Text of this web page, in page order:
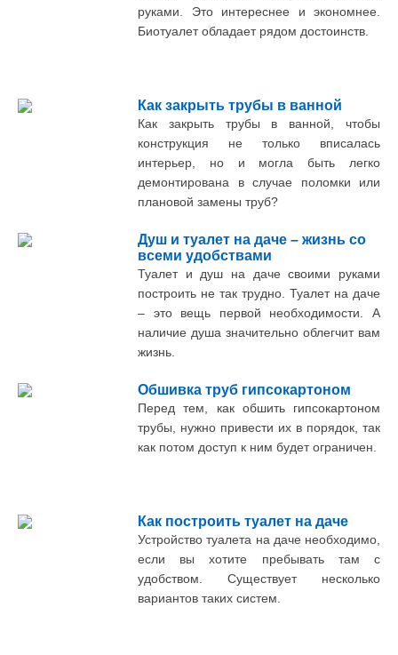
руками. Это интереснее и экономнее.
Биотуалет обладает рядом достоинств.
Как закрыть трубы в ванной
Как закрыть трубы в ванной, чтобы
конструкция не только вписалась
интерьер, но и могла быть легко
демонтирована в случае поломки или
плановой замены труб?
Душ и туалет на даче – жизнь со
всеми удобствами
Туалет и душ на даче своими руками
построить не так трудно. Туалет на даче
– это вещь первой необходимости. А
наличие душа значительно облегчит вам
жизнь.
Обшивка труб гипсокартоном
Перед тем, как обшить гипсокартоном
трубы, нужно привести их в порядок, так
как потом доступ к ним будет ограничен.
Как построить туалет на даче
Устройство туалета на даче необходимо,
если вы хотите пребывать там с
удобством. Существует несколько
вариантов таких систем.